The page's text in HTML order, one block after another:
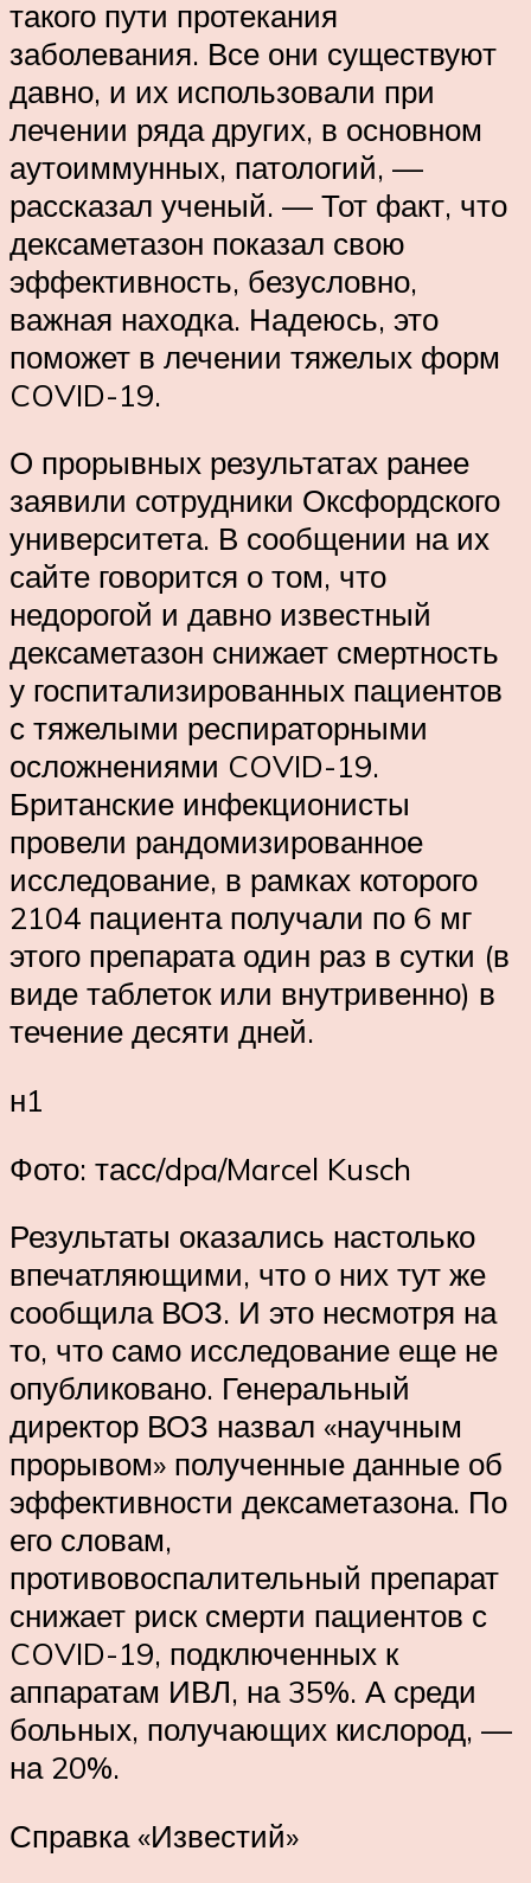
такого пути протекания
заболевания. Все они существуют
давно, и их использовали при
лечении ряда других, в основном
аутоиммунных, патологий, —
рассказал ученый. — Тот факт, что
дексаметазон показал свою
эффективность, безусловно,
важная находка. Надеюсь, это
поможет в лечении тяжелых форм
COVID-19.
О прорывных результатах ранее
заявили сотрудники Оксфордского
университета. В сообщении на их
сайте говорится о том, что
недорогой и давно известный
дексаметазон снижает смертность
у госпитализированных пациентов
с тяжелыми респираторными
осложнениями COVID-19.
Британские инфекционисты
провели рандомизированное
исследование, в рамках которого
2104 пациента получали по 6 мг
этого препарата один раз в сутки (в
виде таблеток или внутривенно) в
течение десяти дней.
н1
Фото: тасс/dpa/Marcel Kusch
Результаты оказались настолько
впечатляющими, что о них тут же
сообщила ВОЗ. И это несмотря на
то, что само исследование еще не
опубликовано. Генеральный
директор ВОЗ назвал «научным
прорывом» полученные данные об
эффективности дексаметазона. По
его словам,
противовоспалительный препарат
снижает риск смерти пациентов с
COVID-19, подключенных к
аппаратам ИВЛ, на 35%. А среди
больных, получающих кислород, —
на 20%.
Справка «Известий»